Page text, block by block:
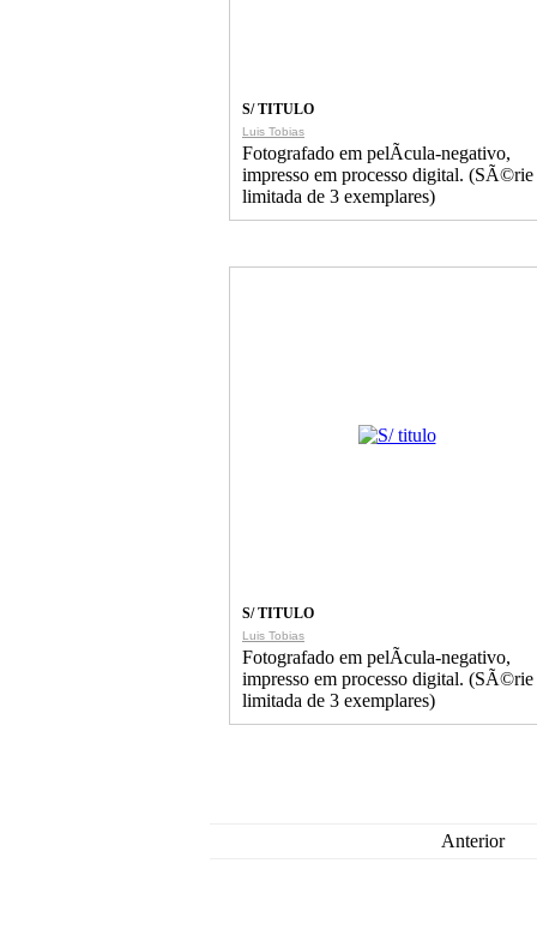
S/ TITULO
Luis Tobias
Fotografado em pelÃ­cula-negativo,
impresso em processo digital. (SÃ©rie
limitada de 3 exemplares)
S/ TITULO
Luis Tobias
Fotografado em pelÃ­cula-negativo,
impresso em processo digital. (SÃ©rie
limitada de 3 exemplares)
Anterior